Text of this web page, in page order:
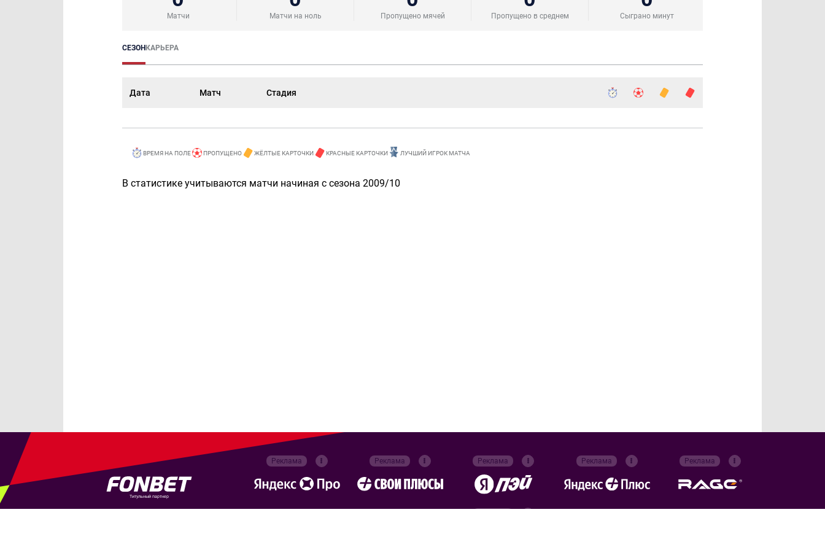
Матчи Матчи на ноль Пропущено мячей Пропущено в среднем Сыграно минут
СЕЗОНКАРЬЕРА
Дата Матч Стадия
ВРЕМЯ НА ПОЛЕ ПРОПУЩЕНО ЖЁЛТЫЕ КАРТОЧКИ КРАСНЫЕ КАРТОЧКИ ЛУЧШИЙ ИГРОК МАТЧА
В статистике учитываются матчи начиная с сезона 2009/10
Титульный партнер
Реклама Реклама Реклама Реклама Реклама